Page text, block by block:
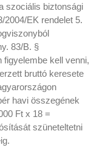
szociális biztonsági
2004/EK rendelet 5.
83/B. §
kell venni,
bruttó keresete
havi összegének
Ft x 18 =
szüneteltetni